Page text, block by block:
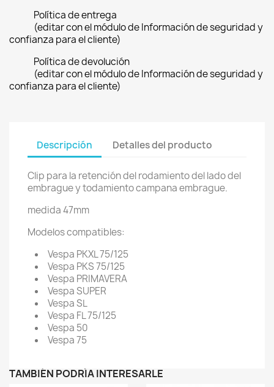
Política de entrega
(editar con el módulo de Información de seguridad y
confianza para el cliente)
Política de devolución
(editar con el módulo de Información de seguridad y
confianza para el cliente)
Descripción Detalles del producto
Clip para la retención del rodamiento del lado del
embrague y todamiento campana embrague.
medida 47mm
Modelos compatibles:
Vespa PKXL 75/125
Vespa PKS 75/125
Vespa PRIMAVERA
Vespa SUPER
Vespa SL
Vespa FL 75/125
Vespa 50
Vespa 75
TAMBIÉN PODRÍA INTERESARLE